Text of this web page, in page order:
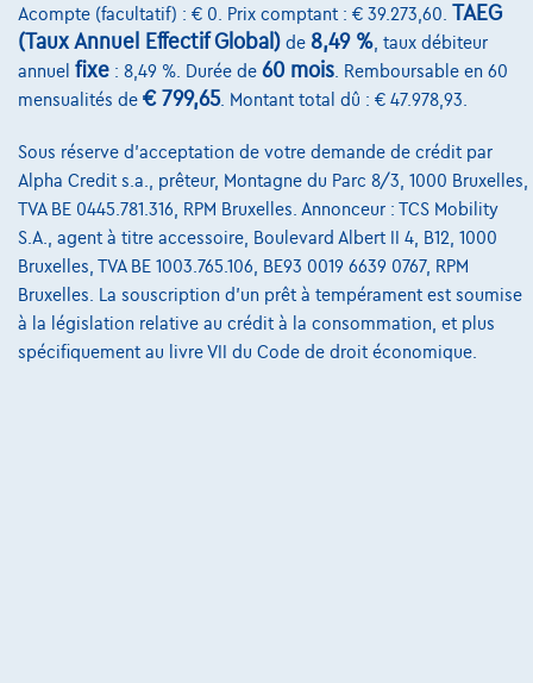
Comparer
Voir le véhicule
Acompte (facultatif) : € 0. Prix comptant : € 39.273,60. TAEG
(Taux Annuel Effectif Global) de 8,49 % , taux débiteur
annuel fixe : 8,49 %. Durée de 60 mois . Remboursable en 60
mensualités de € 799,65. Montant total dû : € 47.978,93.
Sous réserve d'acceptation de votre demande de crédit par
Alpha Credit s.a., prêteur, Montagne du Parc 8/3, 1000 Bruxelles,
TVA BE 0445.781.316, RPM Bruxelles. Annonceur : TCS Mobility
S.A., agent à titre accessoire, Boulevard Albert II 4, B12, 1000
Bruxelles, TVA BE 1003.765.106, BE93 0019 6639 0767, RPM
Bruxelles. La souscription d'un prêt à tempérament est soumise
à la législation relative au crédit à la consommation, et plus
spécifiquement au livre VII du Code de droit économique.